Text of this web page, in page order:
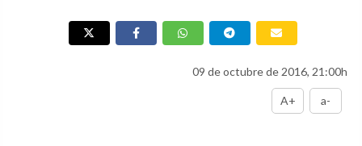
09 de octubre de 2016, 21:00h
A+ a-